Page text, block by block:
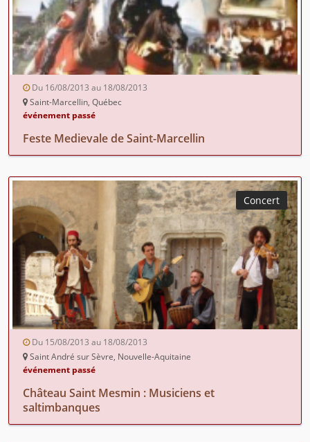
Du 16/08/2013 au 18/08/2013
Saint-Marcellin, Québec
événement passé
Feste Medievale de Saint-Marcellin
Concert
Du 15/08/2013 au 18/08/2013
Saint André sur Sèvre, Nouvelle-Aquitaine
événement passé
Château Saint Mesmin : Musiciens et
saltimbanques